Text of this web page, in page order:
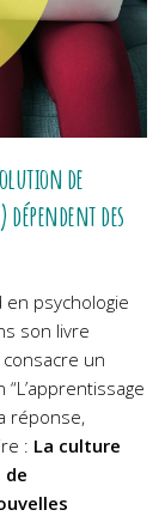
de
des
en psychologie
son livre
consacre un
réponse,
: La culture
de